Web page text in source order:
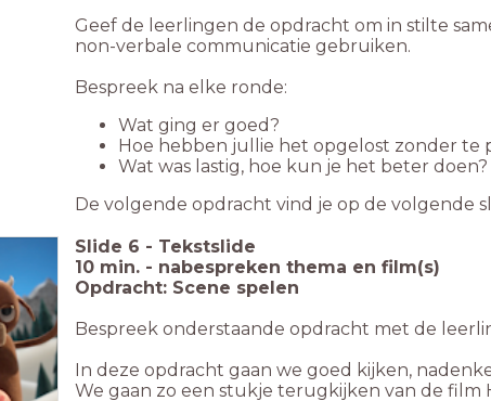
Geef de leerlingen de opdracht om in stilte
non-verbale communicatie gebruiken.
Bespreek na elke ronde:
Wat ging er goed?
Hoe hebben jullie het opgelost zonder te
Wat was lastig, hoe kun je het beter doen?
De volgende opdracht vind je op de volgende
Slide 6 - Tekstslide
10 min. - nabespreken thema en film(s)
Opdracht: Scene spelen
Bespreek onderstaande opdracht met de
In deze opdracht gaan we goed kijken,
We gaan zo een stukje terugkijken van de film